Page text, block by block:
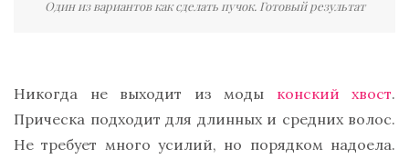
Один из вариантов как сделать пучок. Готовый результат
Никогда не выходит из моды конский хвост.
Прическа подходит для длинных и средних волос.
Не требует много усилий, но порядком надоела.